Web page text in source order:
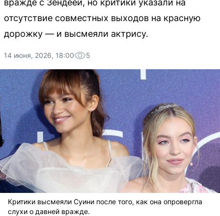
вражде с Зендеей, но критики указали на
отсутствие совместных выходов на красную
дорожку — и высмеяли актрису.
14 июня, 2026, 18:00 5
Критики высмеяли Суини после того, как она опровергла
слухи о давней вражде.